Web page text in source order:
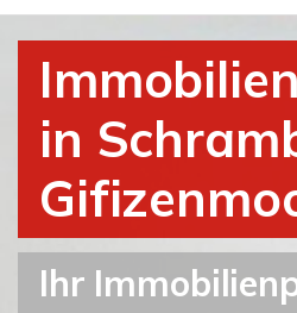
in
Ihr